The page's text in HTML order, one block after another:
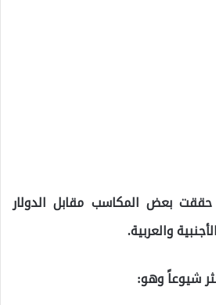
حققت بعض المكاسب مقابل الدولار
والعربية.
شيوعاً وهو: